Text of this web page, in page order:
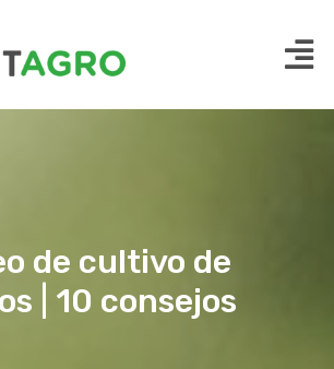
de cultivo de
| 10 consejos